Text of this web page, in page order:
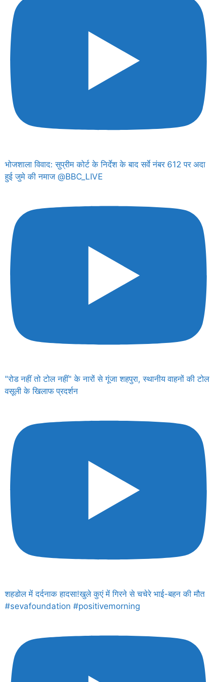
भोजशाला विवाद: सुप्रीम कोर्ट के निर्देश के बाद सर्वे नंबर 612 पर अदा
हुई जुमे की नमाज @BBC_LIVE
"रोड नहीं तो टोल नहीं" के नारों से गूंजा शहपुरा, स्थानीय वाहनों की टोल
वसूली के खिलाफ प्रदर्शन
शहडोल में दर्दनाक हादसा!खुले कुएं में गिरने से चचेरे भाई-बहन की मौत
#sevafoundation #positivemorning